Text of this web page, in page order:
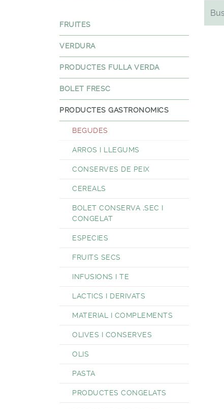
FRUITES
VERDURA
PRODUCTES FULLA VERDA
BOLET FRESC
PRODUCTES GASTRONOMICS
BEGUDES
ARROS I LLEGUMS
CONSERVES DE PEIX
CEREALS
BOLET CONSERVA ,SEC I
CONGELAT
ESPECIES
FRUITS SECS
INFUSIONS I TE
LACTICS I DERIVATS
MATERIAL I COMPLEMENTS
OLIVES I CONSERVES
OLIS
PASTA
PRODUCTES CONGELATS